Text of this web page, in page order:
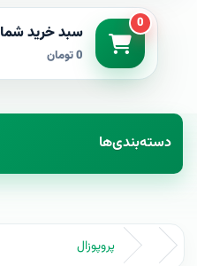
0 سبد خرید شما
0 تومان
دسته‌بندی‌ها
پروپوزال